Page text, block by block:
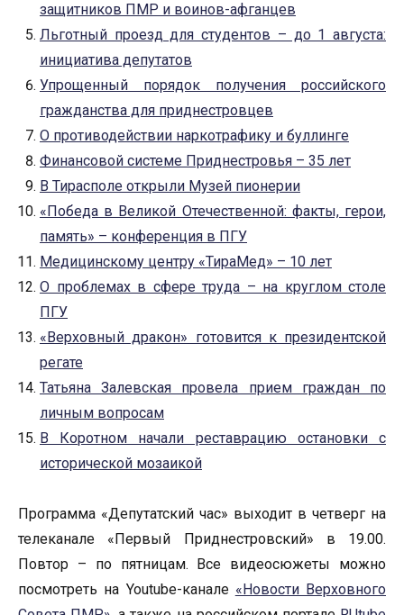
защитников ПМР и воинов-афганцев
Льготный проезд для студентов – до 1 августа:
инициатива депутатов
Упрощенный порядок получения российского
гражданства для приднестровцев
О противодействии наркотрафику и буллинге
Финансовой системе Приднестровья – 35 лет
В Тирасполе открыли Музей пионерии
«Победа в Великой Отечественной: факты, герои,
память» – конференция в ПГУ
Медицинскому центру «ТираМед» – 10 лет
О проблемах в сфере труда – на круглом столе
ПГУ
«Верховный дракон» готовится к президентской
регате
Татьяна Залевская провела прием граждан по
личным вопросам
В Коротном начали реставрацию остановки с
исторической мозаикой
Программа «Депутатский час» выходит в четверг на
телеканале «Первый Приднестровский» в 19.00.
Повтор – по пятницам. Все видеосюжеты можно
посмотреть на Youtube-канале «Новости Верховного